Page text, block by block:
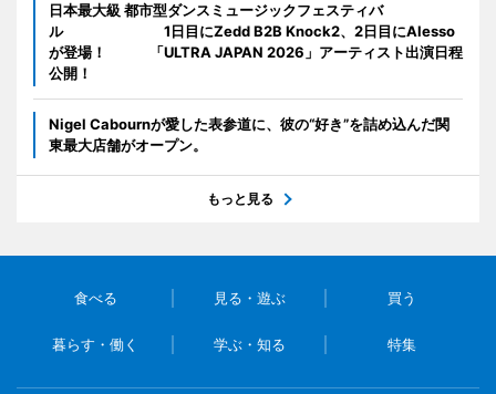
日本最大級 都市型ダンスミュージックフェスティバ
ル 1日目にZedd B2B Knock2、2日目にAlesso
が登場！ 「ULTRA JAPAN 2026」アーティスト出演日程
公開！
Nigel Cabournが愛した表参道に、彼の“好き”を詰め込んだ関
東最大店舗がオープン。
もっと見る
食べる 見る・遊ぶ 買う
暮らす・働く 学ぶ・知る 特集